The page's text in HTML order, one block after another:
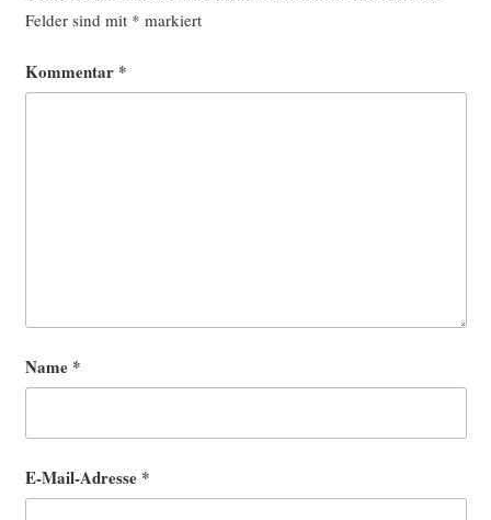
Felder sind mit * markiert
Kommentar *
Name *
E-Mail-Adresse *